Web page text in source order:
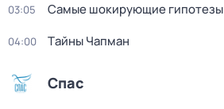
03:05 Самые шoкиpующие гипотезы
04:00 Тaйны Чапман
Спас